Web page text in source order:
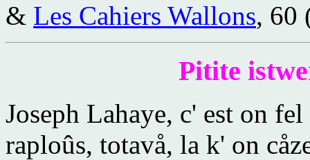
& Les Cahiers Wallons, 60
Pitite
Joseph Lahaye, c' est on
raploûs, totavå, la k' on